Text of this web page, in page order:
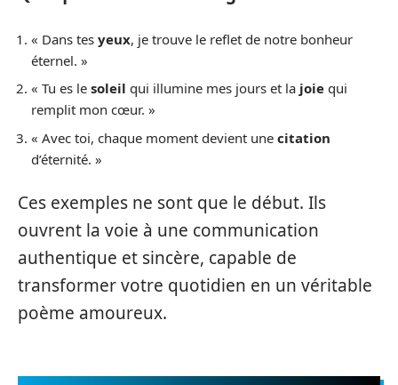
« Dans tes yeux, je trouve le reflet de notre bonheur
éternel. »
« Tu es le soleil qui illumine mes jours et la joie qui
remplit mon cœur. »
« Avec toi, chaque moment devient une citation
d’éternité. »
Ces exemples ne sont que le début. Ils
ouvrent la voie à une communication
authentique et sincère, capable de
transformer votre quotidien en un véritable
poème amoureux.